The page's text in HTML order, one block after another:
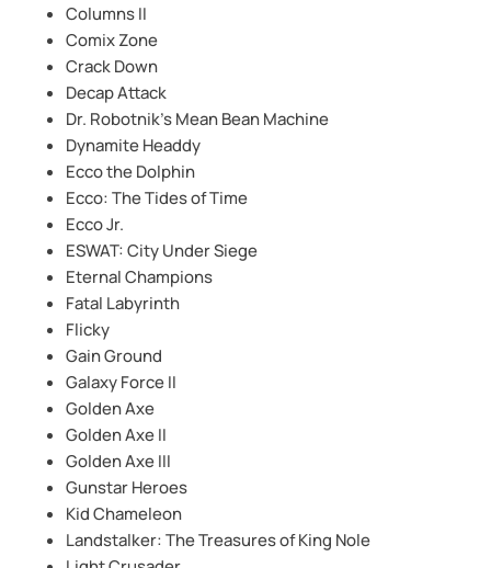
Columns II
Comix Zone
Crack Down
Decap Attack
Dr. Robotnik’s Mean Bean Machine
Dynamite Headdy
Ecco the Dolphin
Ecco: The Tides of Time
Ecco Jr.
ESWAT: City Under Siege
Eternal Champions
Fatal Labyrinth
Flicky
Gain Ground
Galaxy Force II
Golden Axe
Golden Axe II
Golden Axe III
Gunstar Heroes
Kid Chameleon
Landstalker: The Treasures of King Nole